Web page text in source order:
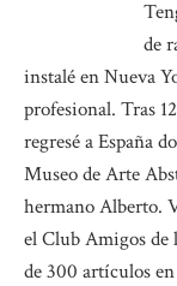
de
instalé en Nueva
profesional. Tras
regresé a España
Museo de Arte
hermano Alberto.
el Club Amigos de
de 300 artículos